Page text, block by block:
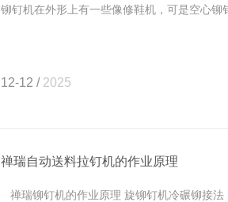
铆钉机在外形上有一些像修鞋机，可是空心铆
12-12 /2025
禅瑞自动送料拉钉机的作业原理
禅瑞铆钉机的作业原理 旋铆钉机冷碾铆接